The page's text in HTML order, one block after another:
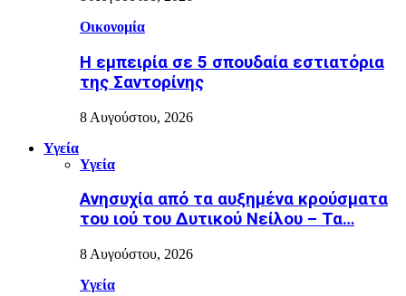
Οικονομία
Η εμπειρία σε 5 σπουδαία εστιατόρια
της Σαντορίνης
8 Αυγούστου, 2026
Υγεία
Υγεία
Ανησυχία από τα αυξημένα κρούσματα
του ιού του Δυτικού Νείλου – Τα…
8 Αυγούστου, 2026
Υγεία